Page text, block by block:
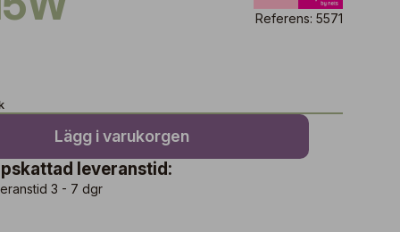
Referens: 5571
Lägg i varukorgen
leveranstid:
3 - 7 dgr